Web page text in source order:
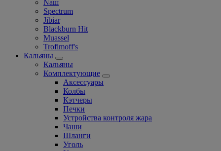
Nаш
Spectrum
Jibiar
Blackburn Hit
Muassel
Trofimoff's
Кальяны
Кальяны
Комплектующие
Аксессуары
Колбы
Кэтчеры
Печки
Устройства контроля жара
Чаши
Шланги
Уголь